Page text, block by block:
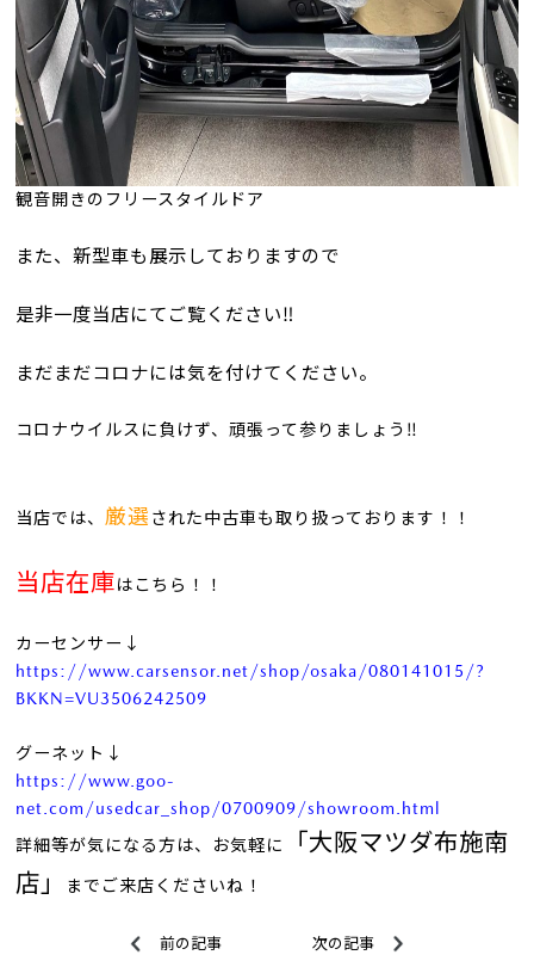
観音開きのフリースタイルドア
また、新型車も展示しておりますので
是非一度当店にてご覧ください‼
まだまだコロナには気を付けてください。
コロナウイルスに負けず、頑張って参りましょう‼
当店では、 厳選 された中古車も取り扱っております！！
当店在庫はこちら！！
カーセンサー↓
https://www.carsensor.net/shop/osaka/080141015/?
BKKN=VU3506242509
グーネット↓
https://www.goo-
net.com/usedcar_shop/0700909/showroom.html
詳細等が気になる方は、お気軽に
「大阪マツダ布施南
店」
までご来店くださいね！
前の記事 次の記事